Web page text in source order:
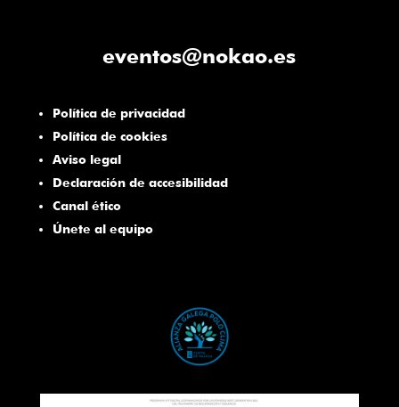
eventos@nokao.es
Política de privacidad
Política de cookies
Aviso legal
Declaración de accesibilidad
Canal ético
Únete al equipo